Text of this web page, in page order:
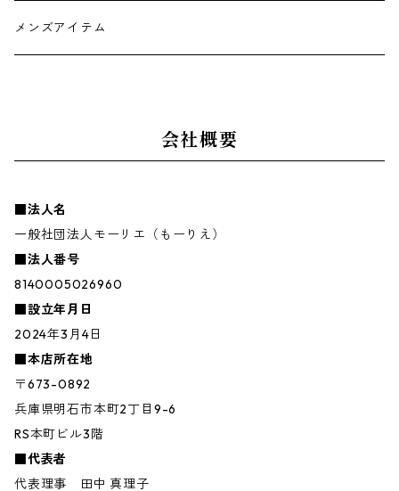
メンズアイテム
会社概要
■法人名
一般社団法人モーリエ（もーりえ）
■法人番号
8140005026960
■設立年月日
2024年3月4日
■本店所在地
〒673-0892
兵庫県明石市本町2丁目9-6
RS本町ビル3階
■代表者
代表理事 田中 真理子